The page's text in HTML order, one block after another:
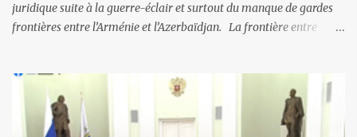
juridique suite à la guerre-éclair et surtout du manque de gardes
frontières entre l’Arménie et l’Azerbaïdjan. La frontière entre
Gumri. On ne sait jamais si l’envie prenait au zigoto d’en face
d’envoyer ses chars sur Erevan (1). Si les 221km de frontière avec
le Nakhitchevan, bien que non-gardé par les Russes, ne posent pas